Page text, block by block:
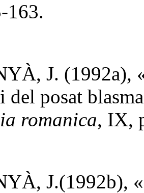
163.
J. (1992a),
i del posat
romanica, IX,
J.(1992b),